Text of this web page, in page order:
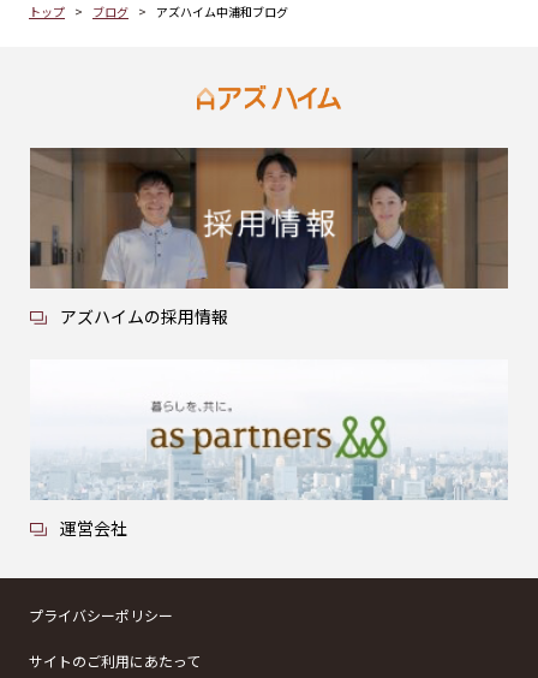
トップ ブログ アズハイム中浦和ブログ
アズハイムの採用情報
運営会社
プライバシーポリシー
サイトのご利用にあたって